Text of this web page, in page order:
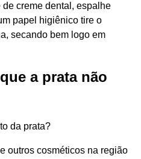
creme dental, espalhe
papel higiênico tire o
secando bem logo em
a prata não
da prata?
outros cosméticos na região